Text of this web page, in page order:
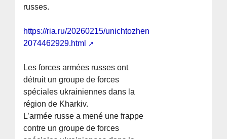
russes.
https://ria.ru/20260215/unichtozhenie-
2074462929.html
Les forces armées russes ont
détruit un groupe de forces
spéciales ukrainiennes dans la
région de Kharkiv.
L’armée russe a mené une frappe
contre un groupe de forces